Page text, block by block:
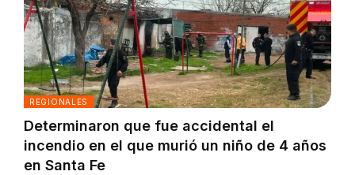
REGIONALES
Determinaron que fue accidental el
incendio en el que murió un niño de 4 años
en Santa Fe